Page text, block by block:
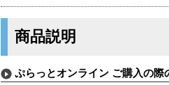
商品説明
ぷらっとオンライン ご購入の際